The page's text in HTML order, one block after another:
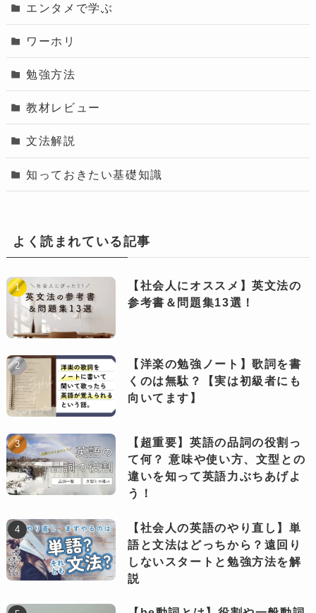
エンタメで学ぶ
ワーホリ
勉強方法
教材レビュー
文法解説
知っておきたい基礎知識
よく読まれている記事
【社会人にオススメ】英文法の
参考書＆問題集13選！
【洋楽の勉強ノート】歌詞を書
くのは無駄？【実は初級者にも
向いてます】
【超重要】英語の品詞の役割っ
て何？ 意味や使い方、文型との
違いを知って英語力ぶちあげよ
う！
【社会人の英語のやり直し】単
語と文法はどっちから？遠回り
しないスタートと勉強方法を解
説